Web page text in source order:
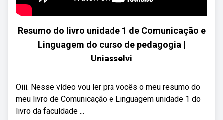
Resumo do livro unidade 1 de Comunicação e
Linguagem do curso de pedagogia |
Uniasselvi
Oiii. Nesse vídeo vou ler pra vocês o meu resumo do
meu livro de Comunicação e Linguagem unidade 1 do
livro da faculdade ...